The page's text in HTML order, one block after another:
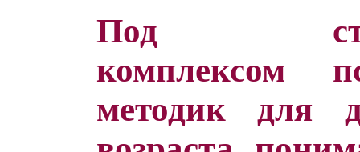
Под
комплексом
методик для